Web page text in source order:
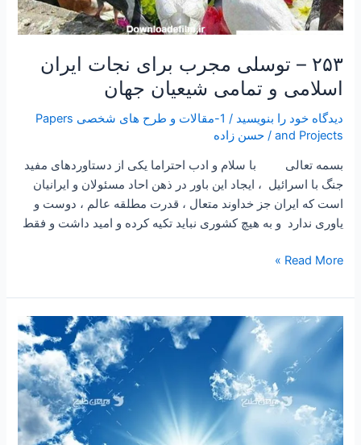
۲۵۳ – توسلی مجرب برای نجات ایران
اسلامی و تمامی شیعیان جهان
دیدگاه‌ خود را بنویسید /
1-مقالات و طرح های شخصی Papers
and Projects
/حسن زاده
بسمه تعالی با سلام و ادب احتراما یکی از دستاوردهای مفید
جنگ با اسرائیل ، ایجاد این باور در ذهن احاد مسئولان و ایرانیان
است که ایران جز خداوند متعال ، قدرت مطلقه عالم ، دوست و
یاوری ندارد و به هیچ کشوری نباید تکیه کرده و امید داشت و فقط
Read More »
۲۵۱
ساعتی
۹۹
“چهار
بطن